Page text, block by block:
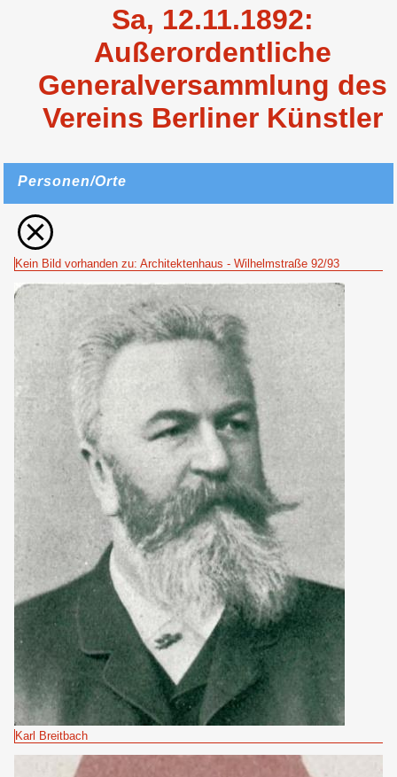
Sa, 12.11.1892:
Außerordentliche
Generalversammlung des
Vereins Berliner Künstler
Personen/Orte
Kein Bild vorhanden zu: Architektenhaus - Wilhelmstraße 92/93
Karl Breitbach